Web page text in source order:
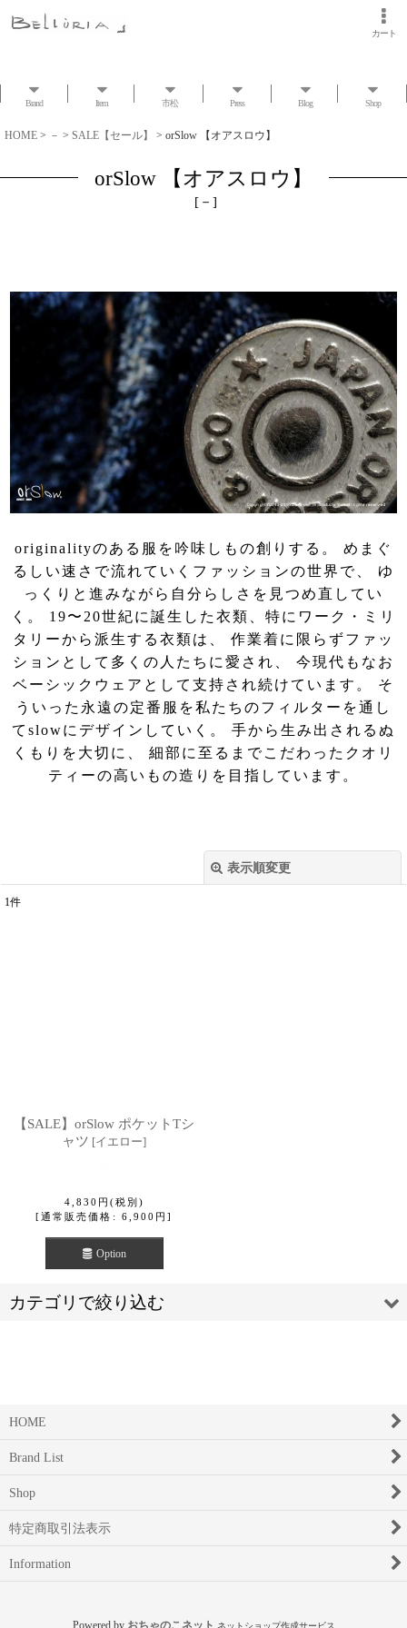
カート
Brand Item 市松 Press Blog Shop
HOME > － > SALE【セール】 > orSlow 【オアスロウ】
orSlow 【オアスロウ】
[ － ]
originalityのある服を吟味しもの創りする。 めまぐ
るしい速さで流れていくファッションの世界で、 ゆ
っくりと進みながら自分らしさを見つめ直してい
く。 19〜20世紀に誕生した衣類、特にワーク・ミリ
タリーから派生する衣類は、 作業着に限らずファッ
ションとして多くの人たちに愛され、 今現代もなお
ベーシックウェアとして支持され続けています。 そ
ういった永遠の定番服を私たちのフィルターを通し
てslowにデザインしていく。 手から生み出されるぬ
くもりを大切に、 細部に至るまでこだわったクオリ
ティーの高いもの造りを目指しています。
表示順変更
1件
【SALE】orSlow ポケットTシ
ャツ [イエロー]
4,830 円 (税別)
[通常販売価格 : 6,900 円 ]
Option
カテゴリで絞り込む
SALE【セール】 (全商品)
YAECA 【ヤエカ】 YAECA WRITE 【ヤエカライト】 MEN’S
YAECA 【ヤエカ】 YAECA WRITE 【ヤエカライト】 WOMEN'S
sus-sous【シュ・ス】
HOME
Brand List
Shop
特定商取引法表示
Information
Powered by おちゃのこネット ネットショップ作成サービス